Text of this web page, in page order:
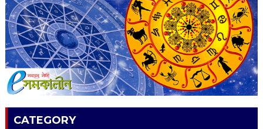
CATEGORY